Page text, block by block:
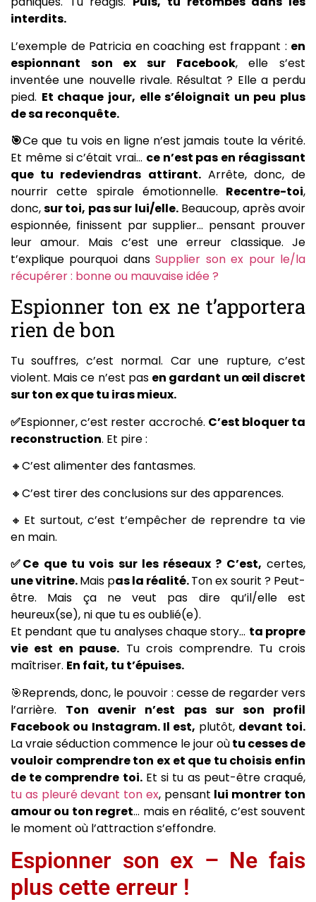
interdits.
L’exemple de Patricia en coaching est frappant : en
espionnant son ex sur Facebook, elle s’est
inventée une nouvelle rivale. Résultat ? Elle a perdu
pied. Et chaque jour, elle s’éloignait un peu plus
de sa reconquête.
🎯Ce que tu vois en ligne n’est jamais toute la vérité.
Et même si c’était vrai… ce n’est pas en réagissant
que tu redeviendras attirant.Arrête, donc, de
nourrir cette spirale émotionnelle. Recentre-toi,
donc,sur toi, pas sur lui/elle.Beaucoup, après avoir
espionnée, finissent par supplier… pensant prouver
leur amour. Mais c’est une erreur classique. Je
t’explique pourquoi dansSupplier son ex pour le/la
récupérer : bonne ou mauvaise idée ?
Espionner ton ex ne t’apportera
rien de bon
Tu souffres, c’est normal. Car une rupture, c’est
violent. Mais ce n’est pas en gardant un œil discret
sur ton ex que tu iras mieux.
✅Espionner, c’est rester accroché. C’est bloquer ta
reconstruction. Et pire :
🔸C’est alimenter des fantasmes.
🔸C’est tirer des conclusions sur des apparences.
🔸Et surtout, c’est t’empêcher de reprendre ta vie
en main.
✅Ce que tu vois sur les réseaux ? C’est, certes,
une vitrine.Mais pas la réalité.Ton ex sourit ? Peut-
être. Mais ça ne veut pas dire qu’il/elle est
heureux(se), ni que tu es oublié(e).
Et pendant que tu analyses chaque story… ta propre
vie est en pause. Tu crois comprendre. Tu crois
maîtriser. En fait, tu t’épuises.
🎯Reprends, donc, le pouvoir : cesse de regarder vers
l’arrière. Ton avenir n’est pas sur son profil
Facebook ou Instagram. Il est, plutôt, devant toi.
La vraie séduction commence le jour oùtu cesses de
vouloir comprendre ton ex et que tu choisis enfin
de te comprendre toi.Et si tu as peut-être craqué,
tu as pleuré devant ton ex, pensant lui montrer ton
amour ou ton regret… mais en réalité, c’est souvent
le moment où l’attraction s’effondre.
Espionner son ex – Ne fais
plus cette erreur !